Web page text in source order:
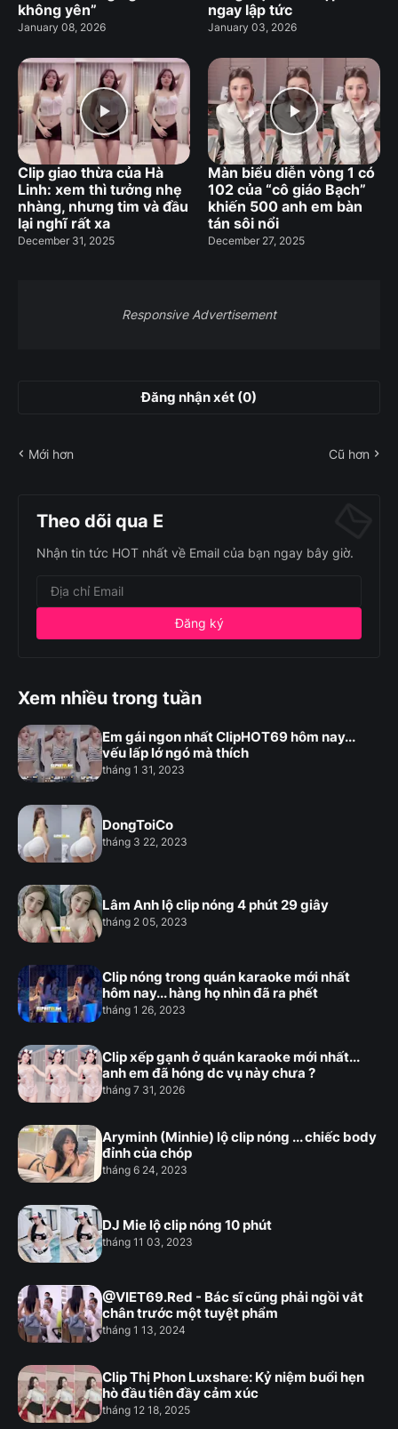
không yên”
January 08, 2026
ngay lập tức
January 03, 2026
Clip giao thừa của Hà
Linh: xem thì tưởng nhẹ
nhàng, nhưng tim và đầu
lại nghĩ rất xa
December 31, 2025
Màn biểu diễn vòng 1 có
102 của “cô giáo Bạch”
khiến 500 anh em bàn
tán sôi nổi
December 27, 2025
Responsive Advertisement
Đăng nhận xét (0)
Mới hơn Cũ hơn
Theo dõi qua E
Nhận tin tức HOT nhất về Email của bạn ngay bây giờ.
Xem nhiều trong tuần
Em gái ngon nhất ClipHOT69 hôm nay...
vếu lấp lớ ngó mà thích
tháng 1 31, 2023
DongToiCo
tháng 3 22, 2023
Lâm Anh lộ clip nóng 4 phút 29 giây
tháng 2 05, 2023
Clip nóng trong quán karaoke mới nhất
hôm nay... hàng họ nhìn đã ra phết
tháng 1 26, 2023
Clip xếp gạnh ở quán karaoke mới nhất...
anh em đã hóng dc vụ này chưa ?
tháng 7 31, 2026
Aryminh (Minhie) lộ clip nóng ... chiếc body
đỉnh của chóp
tháng 6 24, 2023
DJ Mie lộ clip nóng 10 phút
tháng 11 03, 2023
@VIET69.Red - Bác sĩ cũng phải ngồi vắt
chân trước một tuyệt phẩm
tháng 1 13, 2024
Clip Thị Phon Luxshare: Kỷ niệm buổi hẹn
hò đầu tiên đầy cảm xúc
tháng 12 18, 2025